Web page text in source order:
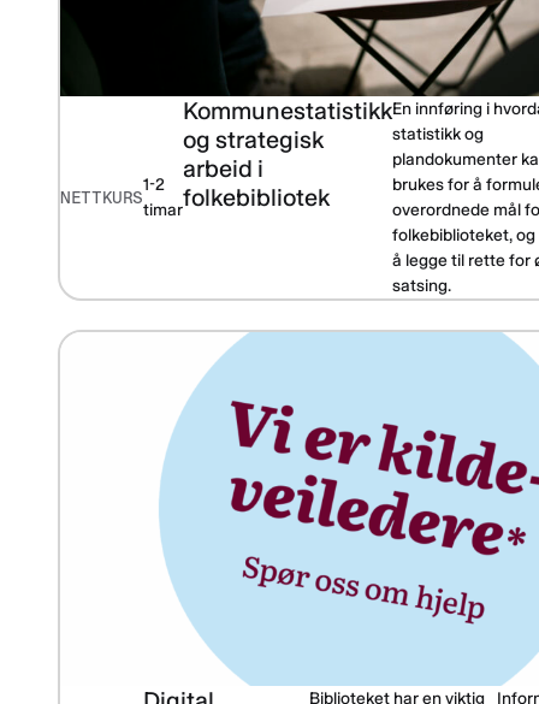
NETTKURS
1-2
timar
Kommunestatistikk
og strategisk
arbeid i
folkebibliotek
En innføring i
statistikk og
plandokumenter
brukes for å
overordnede mål
folkebiblioteket,
å legge til rette for
satsing.
Biblioteket har en viktig